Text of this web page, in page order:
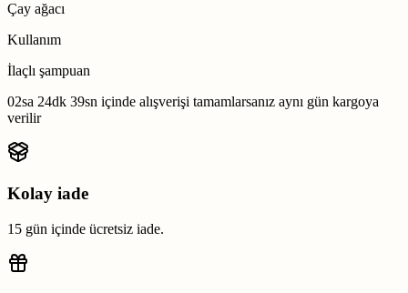
Çay ağacı
Kullanım
İlaçlı şampuan
02sa 24dk 38sn içinde alışverişi tamamlarsanız aynı gün kargoya
verilir
Kolay iade
15 gün içinde ücretsiz iade.